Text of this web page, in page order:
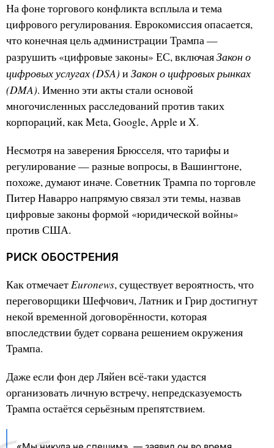
На фоне торгового конфликта всплыла и тема
цифрового регулирования. Еврокомиссия опасается,
что конечная цель администрации Трампа —
разрушить «цифровые законы» ЕС, включаяЗакон о
цифровых услугах (DSA) и Закон о цифровых рынках
(DMA). Именно эти акты стали основой
многочисленных расследований против таких
корпораций, как Meta, Google, Apple и X.
Несмотря на заверения Брюсселя, что тарифы и
регулирование — разные вопросы, в Вашингтоне,
похоже, думают иначе. Советник Трампа по торговле
Питер Наварро напрямую связал эти темы, назвав
цифровые законы формой «юридической войны»
против США.
РИСК ОБОСТРЕНИЯ
Как отмечает Euronews, существует вероятность, что
переговорщики Шефчович, Латник и Грир достигнут
некой временной договорённости, которая
впоследствии будет сорвана решением окружения
Трампа.
Даже если фон дер Ляйен всё-таки удастся
организовать личную встречу, непредсказуемость
Трампа остаётся серьёзным препятствием.